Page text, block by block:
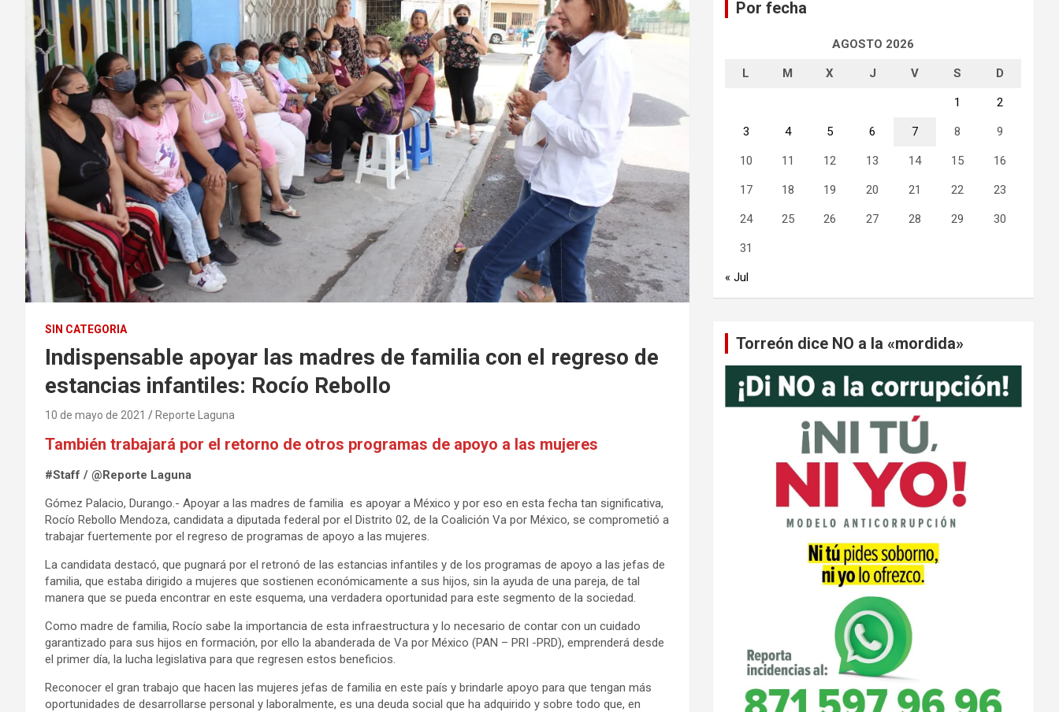
SIN CATEGORIA
Indispensable apoyar las madres de familia con el regreso de
estancias infantiles: Rocío Rebollo
10 de mayo de 2021 Reporte Laguna
También trabajará por el retorno de otros programas de apoyo a las mujeres
#Staff / @Reporte Laguna
Gómez Palacio, Durango.- Apoyar a las madres de familia es apoyar a México y por eso en esta fecha tan significativa,
Rocío Rebollo Mendoza, candidata a diputada federal por el Distrito 02, de la Coalición Va por México, se comprometió a
trabajar fuertemente por el regreso de programas de apoyo a las mujeres.
La candidata destacó, que pugnará por el retronó de las estancias infantiles y de los programas de apoyo a las jefas de
familia, que estaba dirigido a mujeres que sostienen económicamente a sus hijos, sin la ayuda de una pareja, de tal
manera que se pueda encontrar en este esquema, una verdadera oportunidad para este segmento de la sociedad.
Como madre de familia, Rocío sabe la importancia de esta infraestructura y lo necesario de contar con un cuidado
garantizado para sus hijos en formación, por ello la abanderada de Va por México (PAN – PRI -PRD), emprenderá desde
el primer día, la lucha legislativa para que regresen estos beneficios.
Reconocer el gran trabajo que hacen las mujeres jefas de familia en este país y brindarle apoyo para que tengan más
oportunidades de desarrollarse personal y laboralmente, es una deuda social que ha adquirido y sobre todo que, en
Por fecha
AGOSTO 2026
L M X J V S D
1 2
3 4 5 6 7 8 9
10 11 12 13 14 15 16
17 18 19 20 21 22 23
24 25 26 27 28 29 30
31
« Jul
Torreón dice NO a la «mordida»